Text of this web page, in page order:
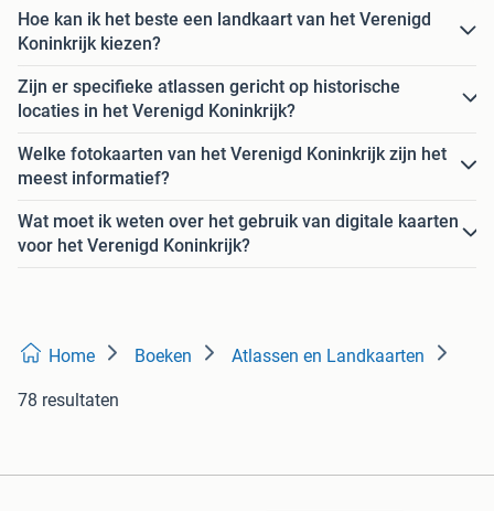
Hoe kan ik het beste een landkaart van het Verenigd
Koninkrijk kiezen?
Zijn er specifieke atlassen gericht op historische
locaties in het Verenigd Koninkrijk?
Welke fotokaarten van het Verenigd Koninkrijk zijn het
meest informatief?
Wat moet ik weten over het gebruik van digitale kaarten
voor het Verenigd Koninkrijk?
Home Boeken Atlassen en Landkaarten
78 resultaten